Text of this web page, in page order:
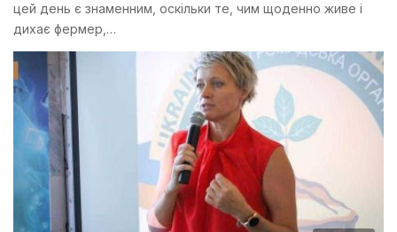
цей день є знаменним, оскільки те, чим щоденно живе і
дихає фермер,…